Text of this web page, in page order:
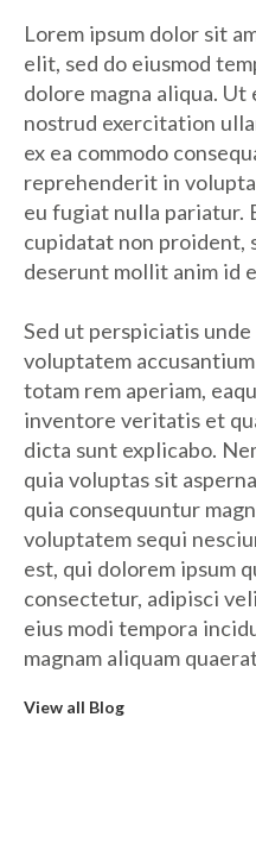
Lorem ipsum dolor sit
elit, sed do eiusmod
dolore magna aliqua. Ut
nostrud exercitation
ex ea commodo
reprehenderit in
eu fugiat nulla pariatur.
cupidatat non proident,
deserunt mollit anim id
Sed ut perspiciatis
voluptatem
totam rem aperiam,
inventore veritatis et
dicta sunt explicabo.
quia voluptas sit
quia consequuntur
voluptatem sequi
est, qui dolorem ipsum
consectetur, adipisci
eius modi tempora
magnam aliquam
View all Blog